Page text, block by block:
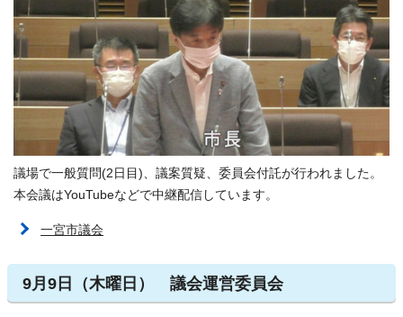
議場で一般質問(2日目)、議案質疑、委員会付託が行われました。
本会議はYouTubeなどで中継配信しています。
一宮市議会
9月9日（木曜日） 議会運営委員会